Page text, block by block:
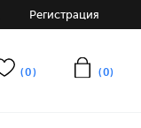
Регистрация
(0) (0)